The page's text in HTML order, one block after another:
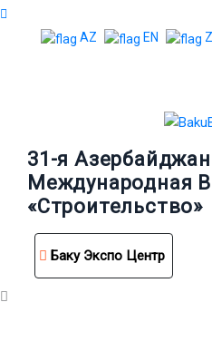
AZ EN
31-я
Международная
«Строительство»
Баку Экспо Центр